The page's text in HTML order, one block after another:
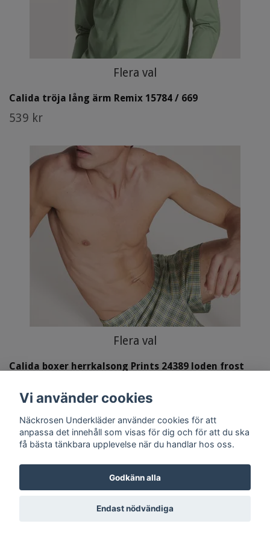
Flera val
Calida tröja lång ärm Remix 15784 / 669
539 kr
Flera val
Calida boxer herrkalsong Prints 24389 loden frost
249 kr
Vi använder cookies
Näckrosen Underkläder använder cookies för att
anpassa det innehåll som visas för dig och för att du ska
få bästa tänkbara upplevelse när du handlar hos oss.
Godkänn alla
Endast nödvändiga